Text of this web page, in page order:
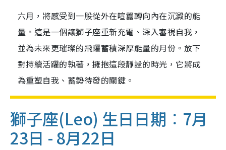
六月，將感受到一股從外在喧囂轉向內在沉澱的能
量。這是一個讓獅子座重新充電、深入審視自我，
並為未來更璀璨的飛躍蓄積深厚能量的月份。放下
對持續活躍的執著，擁抱這段靜謐的時光，它將成
為重塑自我、蓄勢待發的關鍵。
獅子座(Leo) 生日日期︰7月
23日 - 8月22日